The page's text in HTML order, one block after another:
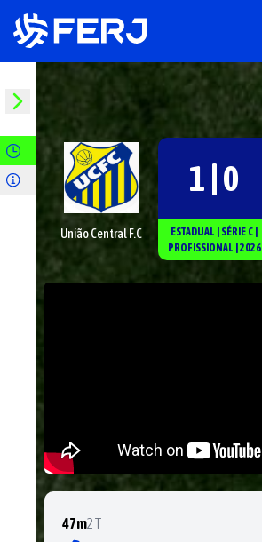
União Central F.C
1 | 0
ESTADUAL SÉRIE C
PROFISSIONAL 2026
47m2T